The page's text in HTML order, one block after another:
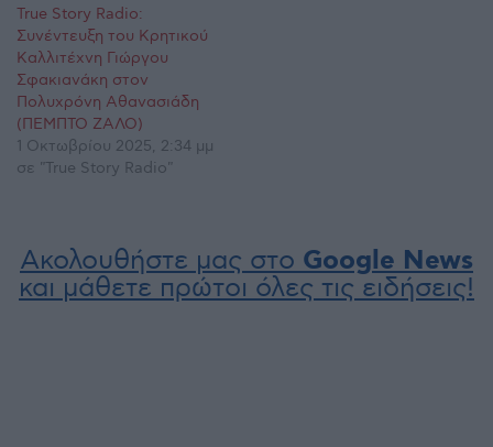
True Story Radio:
Συνέντευξη του Κρητικού
Καλλιτέχνη Γιώργου
Σφακιανάκη στον
Πολυχρόνη Αθανασιάδη
(ΠΕΜΠΤΟ ΖΑΛΟ)
1 Οκτωβρίου 2025, 2:34 μμ
σε "True Story Radio"
Ακολουθήστε μας στο Google News
και μάθετε πρώτοι όλες τις ειδήσεις!